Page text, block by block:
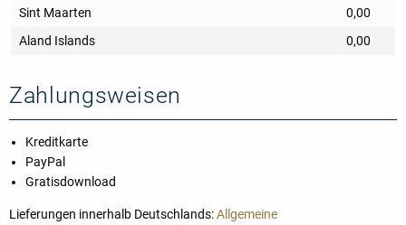
Sint Maarten
0,00
Aland Islands
0,00
Zahlungsweisen
Kreditkarte
PayPal
Gratisdownload
Lieferungen innerhalb Deutschlands:Allgemeine